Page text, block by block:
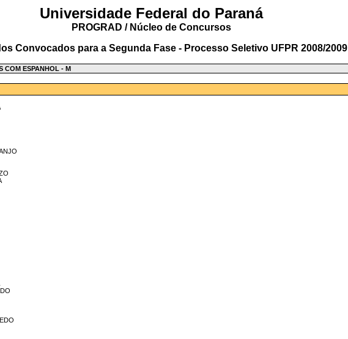
Universidade Federal do Paraná
PROGRAD / Núcleo de Concursos
Convocados para a Segunda Fase - Processo Seletivo UFPR 2008/2009
COM ESPANHOL - M